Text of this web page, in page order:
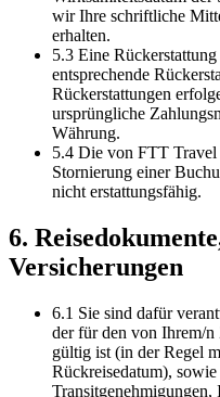
wir Ihre schriftliche
erhalten.
5.3 Eine
entsprechende
Rückerstattungen
ursprüngliche
Währung.
5.4 Die von FTT
Stornierung einer
nicht erstattungsfähig.
6.
Versicherungen
6.1 Sie sind dafür
der für den von Ihrem/
gültig ist (in der Regel
Rückreisedatum),
Transitgenehmigungen,